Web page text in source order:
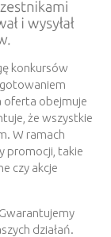
konkursów
oferta obejmuje
że wszystkie
W ramach
promocji, takie
czy akcje
działań.